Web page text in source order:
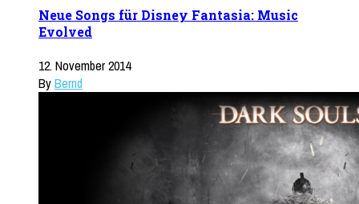
Neue Songs für Disney Fantasia: Music
Evolved
12. November 2014
ByBernd